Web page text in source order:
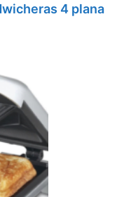
4 plana